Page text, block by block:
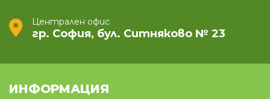
Централен офис
гр. София, бул. Ситняково № 23
ИНФОРМАЦИЯ